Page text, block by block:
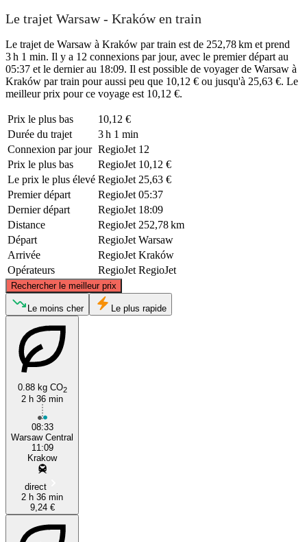
Le trajet Warsaw - Kraków en train
Le trajet de Warsaw à Kraków par train est de 252,78 km et prend
3 h 1 min. Il y a 12 connexions par jour, avec le premier départ au
05:37 et le dernier au 18:09. Il est possible de voyager de Warsaw à
Kraków par train pour aussi peu que 10,12 € ou jusqu'à 25,63 €. Le
meilleur prix pour ce voyage est 10,12 €.
Prix ​​le plus bas
10,12 €
Durée du trajet
3 h 1 min
Connexion par jour RegioJet 12
Prix ​​le plus bas
RegioJet 10,12 €
Le prix le plus élevé RegioJet 25,63 €
Premier départ
RegioJet 05:37
Dernier départ
RegioJet 18:09
Distance
RegioJet 252,78 km
Départ
RegioJet Warsaw
Arrivée
RegioJet Kraków
Opérateurs
RegioJet RegioJet
Rechercher le meilleur prix
©CARTO
Le moins cher Le plus rapide
0.88 kg CO2
2 h 36 min
08:33
Warsaw Central
11:09
Krakow
direct
2 h 36 min
9,24 €